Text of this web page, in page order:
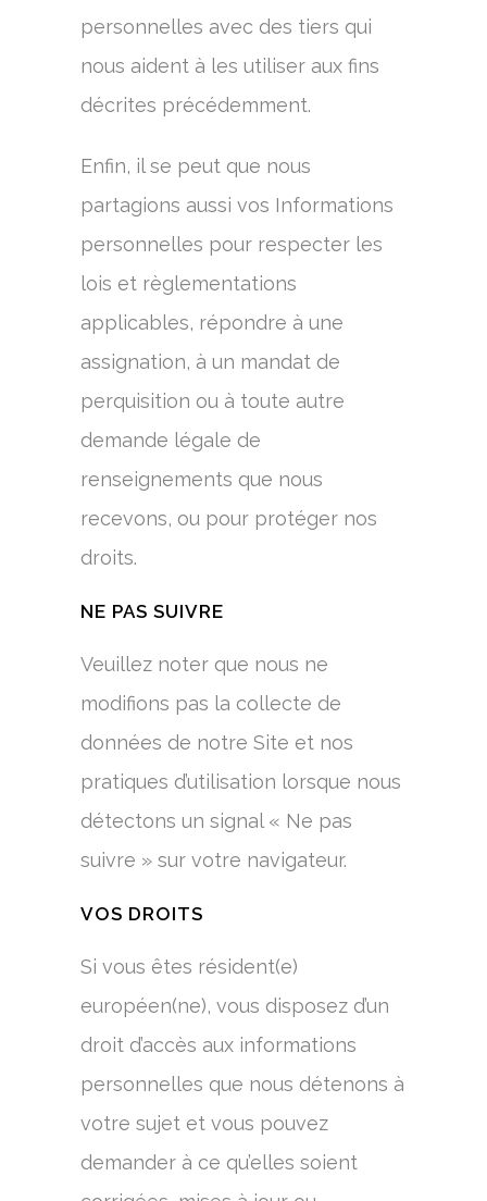
personnelles avec des tiers qui
nous aident à les utiliser aux fins
décrites précédemment.
Enfin, il se peut que nous
partagions aussi vos Informations
personnelles pour respecter les
lois et règlementations
applicables, répondre à une
assignation, à un mandat de
perquisition ou à toute autre
demande légale de
renseignements que nous
recevons, ou pour protéger nos
droits.
NE PAS SUIVRE
Veuillez noter que nous ne
modifions pas la collecte de
données de notre Site et nos
pratiques d’utilisation lorsque nous
détectons un signal « Ne pas
suivre » sur votre navigateur.
VOS DROITS
Si vous êtes résident(e)
européen(ne), vous disposez d’un
droit d’accès aux informations
personnelles que nous détenons à
votre sujet et vous pouvez
demander à ce qu’elles soient